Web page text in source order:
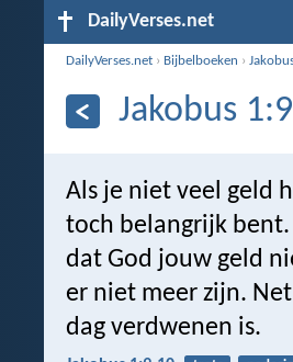
DailyVerses.net
DailyVerses.net › Bijbelboeken ›
Jakobus
Als je niet veel geld
toch belangrijk
dat God jouw geld
er niet meer zijn.
dag verdwenen is.